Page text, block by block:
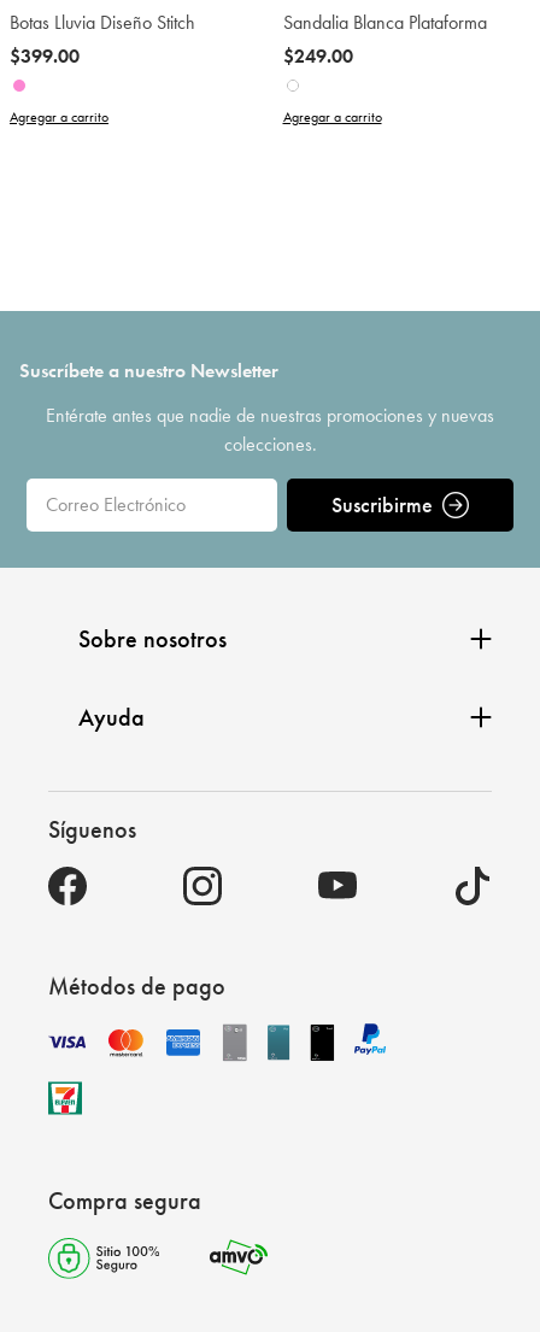
Botas Lluvia Diseño Stitch
$399.00
Agregar a carrito
Sandalia Blanca Plataforma
$249.00
Agregar a carrito
Suscríbete a nuestro Newsletter
Entérate antes que nadie de nuestras promociones y nuevas
colecciones.
Suscribirme
Sobre nosotros
Ayuda
Síguenos
Métodos de pago
Compra segura